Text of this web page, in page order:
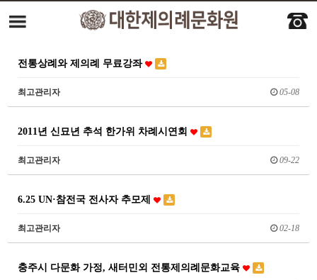
전통상례와 제의례 무료강좌
최고관리자 05-08
2011년 신묘년 추석 한가위 차례시연회
최고관리자 09-22
6.25 UN·참전국 전사자 추모제
최고관리자 02-18
충주시 다문화 가정, 새터민외 전통제의례문화교육